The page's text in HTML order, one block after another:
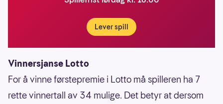
Lever spill
Vinnersjanse Lotto
For å vinne førstepremie i Lotto må spilleren ha 7
rette vinnertall av 34 mulige. Det betyr at dersom